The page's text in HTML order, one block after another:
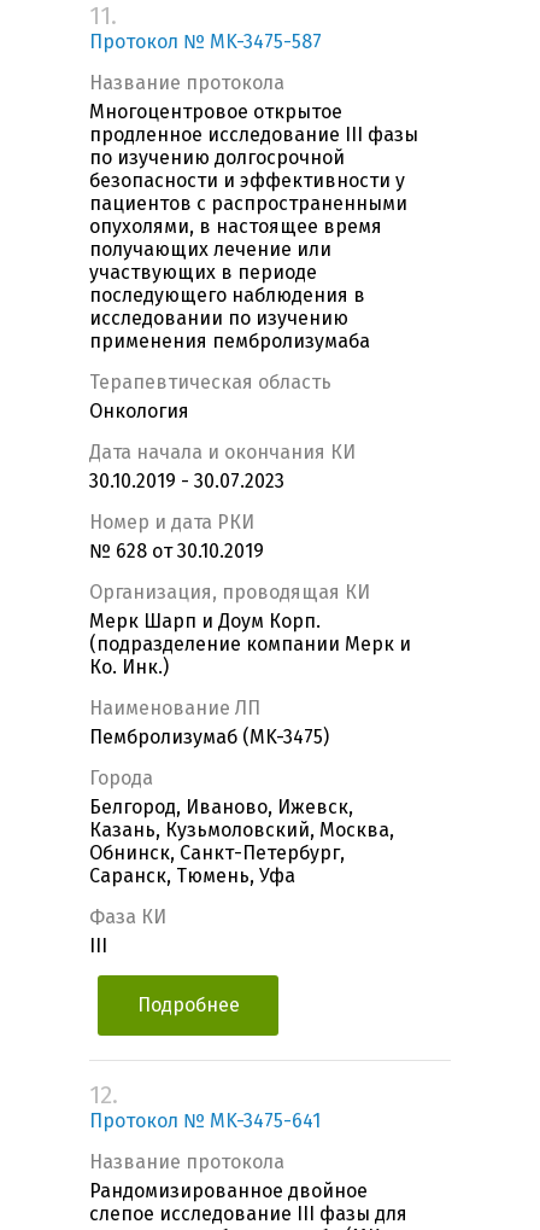
11.
Протокол № MK-3475-587
Название протокола
Многоцентровое открытое
продленное исследование III фазы
по изучению долгосрочной
безопасности и эффективности у
пациентов с распространенными
опухолями, в настоящее время
получающих лечение или
участвующих в периоде
последующего наблюдения в
исследовании по изучению
применения пембролизумаба
Терапевтическая область
Онкология
Дата начала и окончания КИ
30.10.2019 - 30.07.2023
Номер и дата РКИ
№ 628 от 30.10.2019
Организация, проводящая КИ
Мерк Шарп и Доум Корп.
(подразделение компании Мерк и
Ко. Инк.)
Наименование ЛП
Пембролизумаб (MK-3475)
Города
Белгород, Иваново, Ижевск,
Казань, Кузьмоловский, Москва,
Обнинск, Санкт-Петербург,
Саранск, Тюмень, Уфа
Фаза КИ
Подробнее
12.
Протокол № MK-3475-641
Название протокола
Рандомизированное двойное
слепое исследование III фазы для